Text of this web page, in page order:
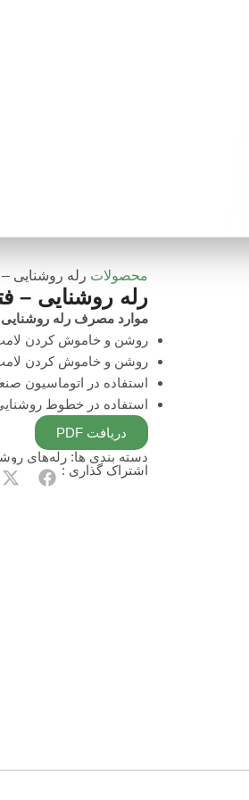
محصولات رله روشنایی –
رله روشنایی – فتوسل
موارد مصرف رله روشنایی –
روشن و خاموش کردن لامپ
روشن و خاموش کردن لامپ
استفاده در اتوماسیون
استفاده در خطوط
دریافت PDF
دسته بندی ها: رله‌های
اشتراک گذاری :